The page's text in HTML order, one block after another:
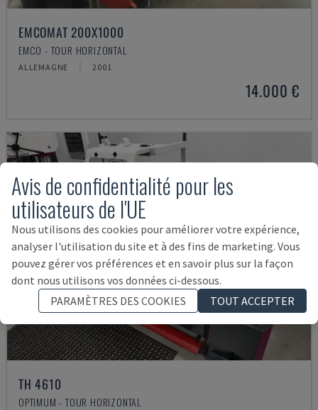
EMCOMAT 200X1000
EMCO - TOUR HORIZONTAL
ALLEMAGNE 2001
14.000 €
TH 4610
OPTIMUM - TOUR HORIZONTAL
Avis de confidentialité pour les
utilisateurs de l'UE
Nous utilisons des cookies pour améliorer votre expérience,
analyser l'utilisation du site et à des fins de marketing. Vous
pouvez gérer vos préférences et en savoir plus sur la façon
dont nous utilisons vos données ci-dessous.
PARAMÈTRES DES COOKIES
TOUT ACCEPTER